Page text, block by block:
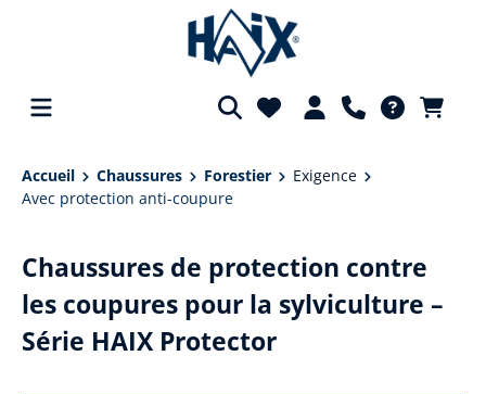
principal
Accueil Chaussures Forestier
Exigence
Avec protection anti-coupure
Chaussures de protection contre
les coupures pour la sylviculture –
Série HAIX Protector